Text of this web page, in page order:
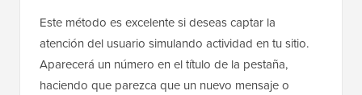
Este método es excelente si deseas captar la
atención del usuario simulando actividad en tu sitio.
Aparecerá un número en el título de la pestaña,
haciendo que parezca que un nuevo mensaje o